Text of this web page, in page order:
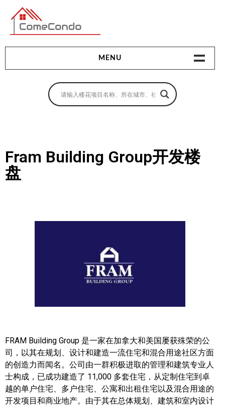
多伦多最新最全的楼花搜索引擎
MENU
地产相关
卖房指南
多伦多地产
大多伦多地区楼花开发商名录
楼花转让专区
多伦多市中心楼花项目
怡陶碧谷社区介绍
Fram Building Group开发楼
盘
FRAM Building Group 是一家在加拿大和美国屡获殊荣的公
司，以其在规划、设计和建造一流住宅和混合用途社区方面
的创造力而闻名。公司由一群积极进取的管理和建筑专业人
士构成，已成功建造了 11,000 多套住宅，从定制住宅到卓
越的单户住宅、多户住宅、公寓和出租住宅以及混合用途的
开发项目和商业地产。由于其在总体规划、建筑和室内设计